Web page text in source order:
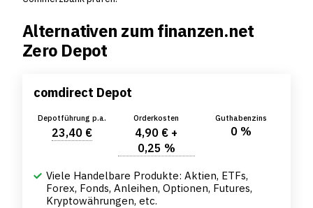
Alternativen zum finanzen.net
Zero Depot
comdirect Depot
Depotführung p.a.
23,40 €
Orderkosten
4,90 € +
0,25 %
Guthabenzins
0 %
Viele Handelbare Produkte: Aktien, ETFs,
Forex, Fonds, Anleihen, Optionen, Futures,
Kryptowährungen, etc.